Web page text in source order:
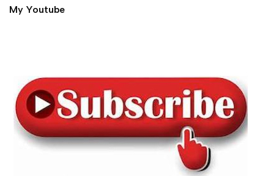
My Youtube